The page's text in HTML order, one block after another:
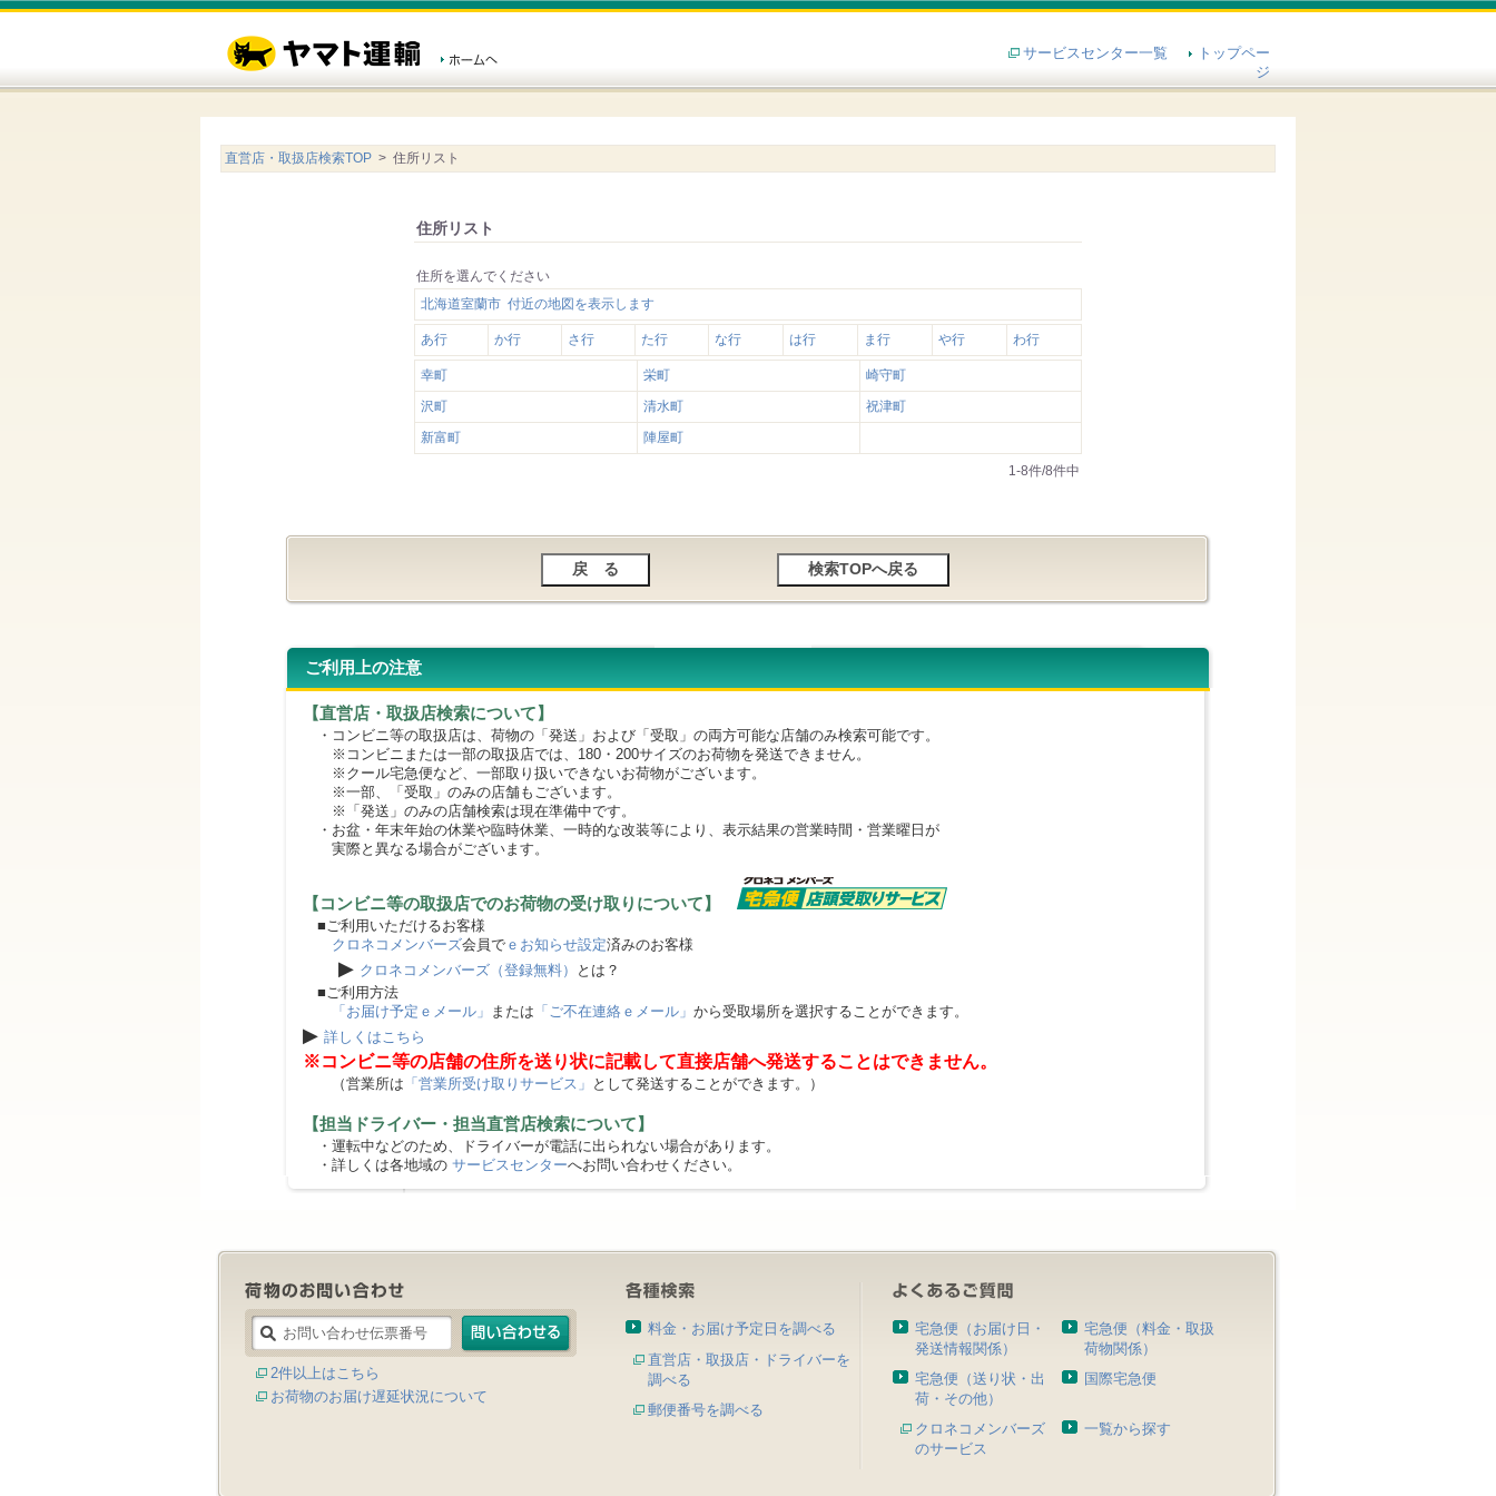
サービスセンター一覧
トップペー
ジ
直営店・取扱店検索TOP > 住所リスト
住所リスト
住所を選んでください
北海道室蘭市 付近の地図を表示します
あ行 か行 さ行 た行 な行 は行 ま行 や行 わ行
幸町 栄町
崎守町
沢町
清水町
祝津町
新富町
陣屋町
1-8件/8件中
ご利用上の注意
【直営店・取扱店検索について】
・コンビニ等の取扱店は、荷物の「発送」および「受取」の両方可能な店舗のみ検索可能です。
※コンビニまたは一部の取扱店では、180・200サイズのお荷物を発送できません。
※クール宅急便など、一部取り扱いできないお荷物がございます。
※一部、「受取」のみの店舗もございます。
※「発送」のみの店舗検索は現在準備中です。
・お盆・年末年始の休業や臨時休業、一時的な改装等により、表示結果の営業時間・営業曜日が
実際と異なる場合がございます。
【コンビニ等の取扱店でのお荷物の受け取りについて】
■ご利用いただけるお客様
クロネコメンバーズ会員で ｅお知らせ設定済みのお客様
▶ クロネコメンバーズ（登録無料）
とは？
■ご利用方法
「お届け予定ｅメール」 または 「ご不在連絡ｅメール」 から受取場所を選択することができます。
▶ 詳しくはこちら
※コンビニ等の店舗の住所を送り状に記載して直接店舗へ発送することはできません。
（営業所は 「営業所受け取りサービス」 として発送することができます。）
【担当ドライバー・担当直営店検索について】
・運転中などのため、ドライバーが電話に出られない場合があります。
・詳しくは各地域の サービスセンターへお問い合わせください。
2件以上はこちら
お荷物のお届け遅延状況について
料金・お届け予定日を調べる
直営店・取扱店・ドライバーを
調べる
郵便番号を調べる
宅急便（お届け日・
発送情報関係）
宅急便（料金・取扱
荷物関係）
宅急便（送り状・出
荷・その他）
国際宅急便
クロネコメンバーズ
のサービス
一覧から探す